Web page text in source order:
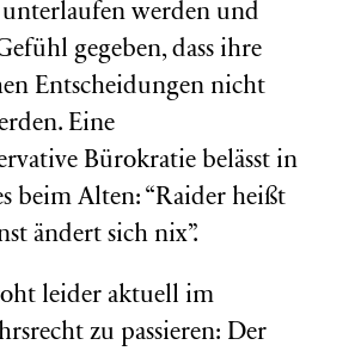
unterlaufen werden und
gegeben, dass ihre
Entscheidungen nicht
Eine
Bürokratie belässt in
beim Alten: “Raider heißt
ändert sich nix”.
leider aktuell im
zu passieren: Der